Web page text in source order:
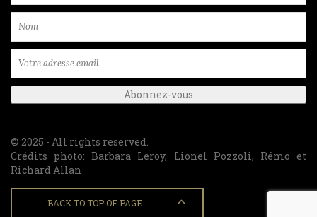
© 2025 - All rights reserved.
Crédits photo: Barbara Leroy, Lionel Pozzoli, Rémo et
Richard Allan
BACK TO TOP OF PAGE